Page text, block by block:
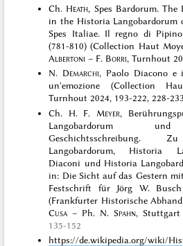
Ch. Heath, Spes Bardorum.
in the Historia Langobardorum
Spes Italiae. Il regno di
(781-810) (Collection Haut
Albertoni – F. Borri, Turnhout
N. Demarchi, Paolo Diacono
un'emozione (Collection
Turnhout 2024, 193-222, 228-233
Ch. H. F. Meyer,
Langobardorum und
Langobardorum, Historia
Diaconi und Historia
in: Die Sicht auf das Gestern
Festschrift für Jörg W.
(Frankfurter Historische
Cusa – Ph. N. Spahn, Stuttgart
135-152
https://de.wikipedia.org/wiki/